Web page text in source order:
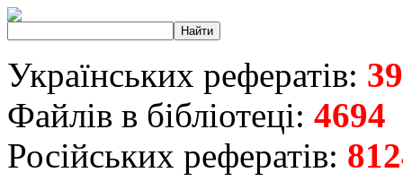
Українських рефератів:
Файлів в бібліотеці: 4694
Російських рефератів: